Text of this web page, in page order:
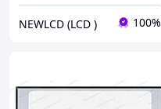
NEWLCD (LCD ) 100%